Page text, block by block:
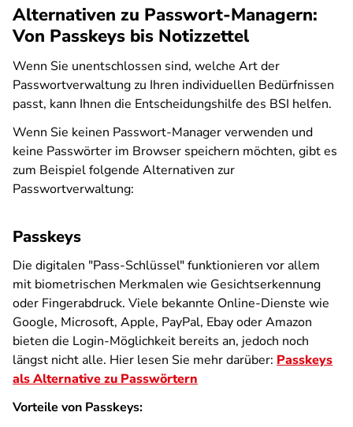
Alternativen zu Passwort-Managern:
Von Passkeys bis Notizzettel
Wenn Sie unentschlossen sind, welche Art der
Passwortverwaltung zu Ihren individuellen Bedürfnissen
passt, kann Ihnen die Entscheidungshilfe des BSI helfen.
Wenn Sie keinen Passwort-Manager verwenden und
keine Passwörter im Browser speichern möchten, gibt es
zum Beispiel folgende Alternativen zur
Passwortverwaltung:
Passkeys
Die digitalen "Pass-Schlüssel" funktionieren vor allem
mit biometrischen Merkmalen wie Gesichtserkennung
oder Fingerabdruck. Viele bekannte Online-Dienste wie
Google, Microsoft, Apple, PayPal, Ebay oder Amazon
bieten die Login-Möglichkeit bereits an, jedoch noch
längst nicht alle. Hier lesen Sie mehr darüber: Passkeys
als Alternative zu Passwörtern
Vorteile von Passkeys: